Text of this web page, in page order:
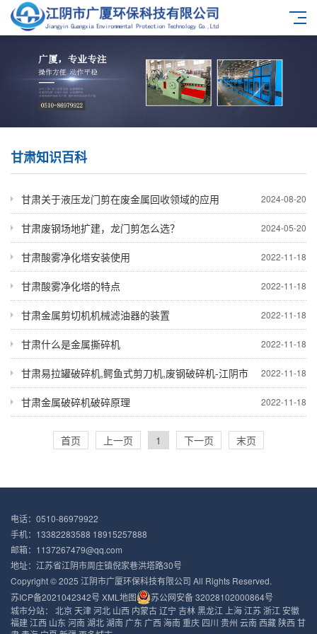
甘肃知识百科
2024-08-20
甘肃关于液压龙门剪在废金属回收领域的应用
2024-05-20
甘肃废钢场地扩建，龙门剪怎么选？
2022-11-18
甘肃酸雾净化塔安装使用
2022-11-18
甘肃酸雾净化塔的特点
2022-11-18
甘肃金属剪切机机械滤油器的装置
2022-11-18
甘肃什么是金属撕碎机
2022-11-18
甘肃易拉罐破碎机,鳄鱼式剪刀机,废钢破碎机-江阴市
2022-11-18
甘肃金属破碎机破碎原理
首页 上一页 1 下一页 末页
电话：0510-86979922
手机：13382283588 18915257888
邮箱：1137267479@qq.com
地址：江苏省江阴市周庄镇倪家巷洪塔路30号
Copyright © 2025 江阴市广厦环保科技有限公司 All Rights Reserved.
苏ICP备2021042342号 XML地图
苏公网安备 32028102000864号
城市分站： 北京天津河北 山西 内蒙古辽宁 吉林黑龙江 上海江苏浙江 安徽
福建江西 山东 河南湖北湖南 广东 广西海南重庆 四川 贵州 云南西藏 陕西甘